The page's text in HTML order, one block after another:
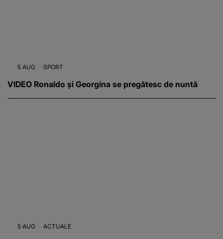
5 AUG SPORT
VIDEO Ronaldo și Georgina se pregătesc de nuntă
5 AUG ACTUALE